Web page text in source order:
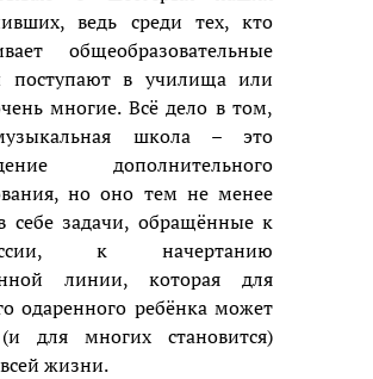
ведь среди тех, кто
общеобразовательные
поступают в училища или
многие. Всё дело в том,
школа – это
дополнительного
но оно тем не менее
себе задачи, обращённые к
к начертанию
линии, которая для
одаренного ребёнка может
для многих становится)
жизни.